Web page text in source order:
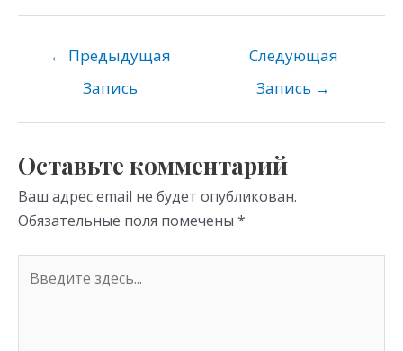
o
kl
as
ni
ki
gr
a
m p
← Предыдущая
Запись
Следующая
Запись →
Оставьте комментарий
Ваш адрес email не будет опубликован.
Обязательные поля помечены *
здесь...